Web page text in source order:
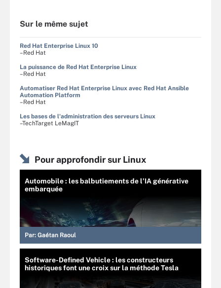
Sur le même sujet
Red Hat Enterprise Linux 10
–Red Hat
La puissance de Red Hat Enterprise Linux
–Red Hat
Automatiser Red Hat Enterprise Linux avec Red Hat Ansible
Automation Platform
–Red Hat
Les bases de l'administration des serveurs Linux
–TechTarget LeMagIT
Pour approfondir sur Linux
Automobile : les balbutiements de l’IA générative
embarquée
Par: Gaétan Raoul
Software-Defined Vehicle : les constructeurs
historiques font une croix sur la méthode Tesla